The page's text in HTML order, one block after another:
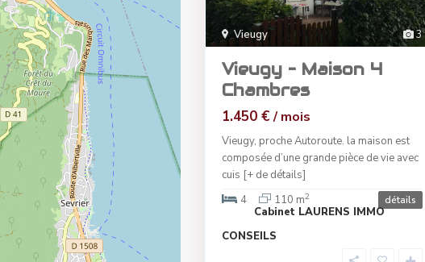
3
Vieugy
Vieugy – Maison 4
Chambres
1.450 € / mois
Vieugy, proche Autoroute. la maison est
composée d’une grande pièce de vie avec
cuis [+ de détails]
4
110 m2 détails
Cabinet LAURENS IMMO
CONSEILS